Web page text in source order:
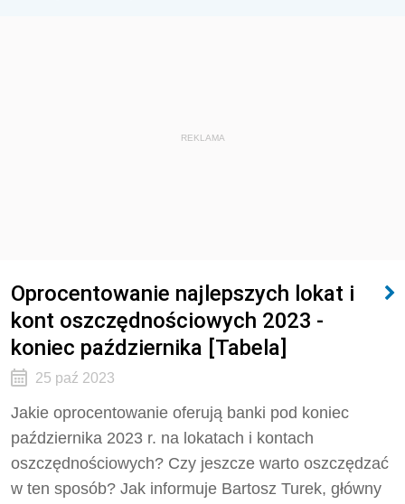
REKLAMA
Oprocentowanie najlepszych lokat i
kont oszczędnościowych 2023 -
koniec października [Tabela]
25 paź 2023
Jakie oprocentowanie oferują banki pod koniec
października 2023 r. na lokatach i kontach
oszczędnościowych? Czy jeszcze warto oszczędzać
w ten sposób? Jak informuje Bartosz Turek, główny